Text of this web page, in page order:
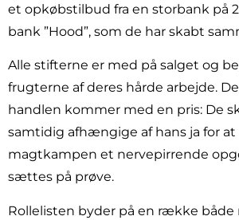
et opkøbstilbud fra en storbank på
bank ”Hood”, som de har skabt
Alle stifterne er med på salget og
frugterne af deres hårde arbejde.
handlen kommer med en pris: De
samtidig afhængige af hans ja for
magtkampen et nervepirrende
sættes på prøve.
Rollelisten byder på en række